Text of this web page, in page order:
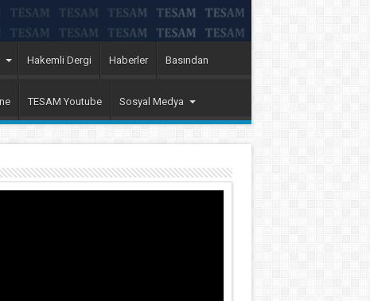
Hakemli Dergi Haberler Basından
TESAM Youtube Sosyal Medya